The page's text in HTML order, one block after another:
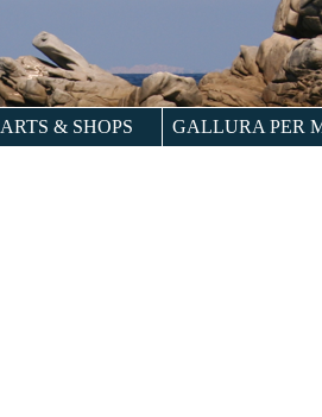
ARTS & SHOPS GALLURA PER